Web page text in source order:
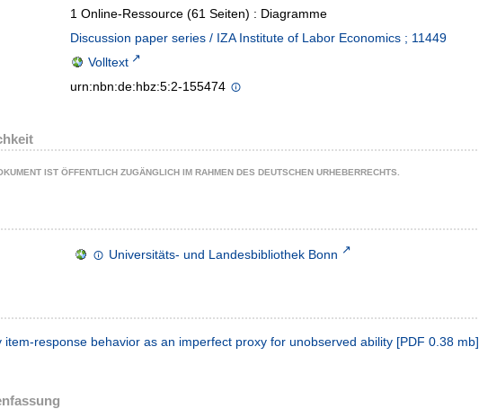
1 Online-Ressource (61 Seiten) : Diagramme
Discussion paper series / IZA Institute of Labor Economics ; 11449
Volltext
urn:nbn:de:hbz:5:2-155474
IST ÖFFENTLICH ZUGÄNGLICH IM RAHMEN DES DEUTSCHEN URHEBERRECHTS.
Universitäts- und Landesbibliothek Bonn
item-response behavior as an imperfect proxy for unobserved ability [PDF 0.38 mb]